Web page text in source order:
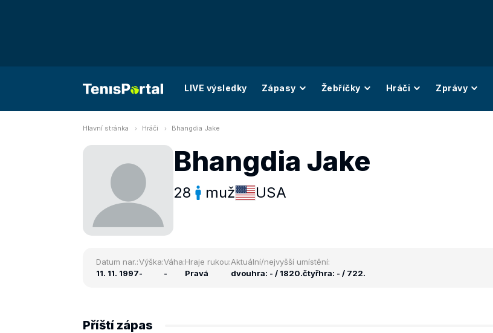
LIVE výsledky Zápasy Žebříčky Hráči Zprávy
Hlavní stránka Hráči Bhangdia Jake
Bhangdia Jake
28 muž USA
Datum nar.:
11. 11. 1997
Výška:
-
Váha:
-
Hraje rukou:
Pravá
Aktuální/nejvyšší umístění:
dvouhra: - / 1820.čtyřhra: - / 722.
Příští zápas